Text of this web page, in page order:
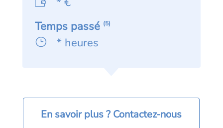
Temps passé (5)
* heures
En savoir plus ? Contactez-nous